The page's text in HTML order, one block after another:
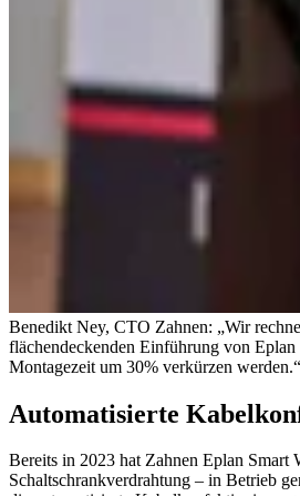
Benedikt Ney, CTO Zahnen: „Wir
flächendeckenden Einführung von
Montagezeit um 30% verkürzen werden.“
Automatisierte
Bereits in 2023 hat Zahnen Eplan Smart
Schaltschrankverdrahtung – in Betrieb